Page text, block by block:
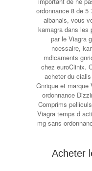
ordonnance 8 de
albanais, vous
kamagra dans les
par le Viagra
ncessaire,
mdicaments
chez euroClinix.
acheter du
Gnrique et marque
ordonnance
Comprims
Viagra temps d
mg sans
Acheter